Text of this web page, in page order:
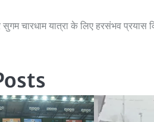
चारधाम यात्रा के लिए हरसंभव प्रयास